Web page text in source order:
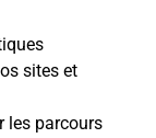
sites et
les parcours